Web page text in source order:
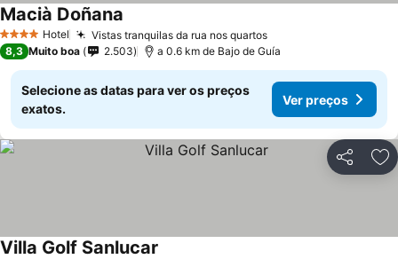
4 EstrelasHotel Vistas tranquilas da rua nos quartos
Macià Doñana
8,3 Muito boa 2.503 a 0.6 km de Bajo de Guía
Selecione as datas para ver os preços
exatos.
Ver preços
Partilhar
Villa Golf Sanlucar